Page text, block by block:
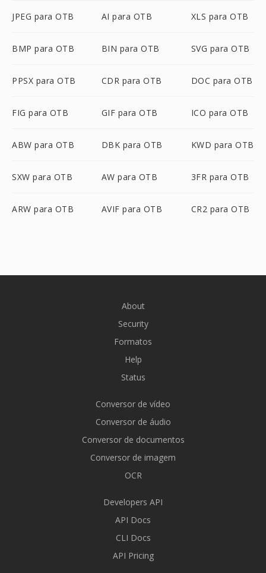
JPEG para OTB AI para OTB XLS para OTB
BMP para OTB BIN para OTB SVG para OTB
PPSX para OTB CDR para OTB DOC para OTB
FIG para OTB GIF para OTB ICO para OTB
ABW para OTB DBK para OTB KWD para OTB
SXW para OTB AW para OTB 3FR para OTB
ARW para OTB AVIF para OTB CR2 para OTB
About
Security
Formatos
Help
Status
Conversor de vídeo
Conversor de áudio
Conversor de documentos
Conversor de imagem
OCR
Developers API
API Docs
CLI Docs
API Pricing